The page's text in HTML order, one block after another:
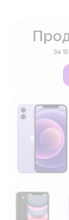
За